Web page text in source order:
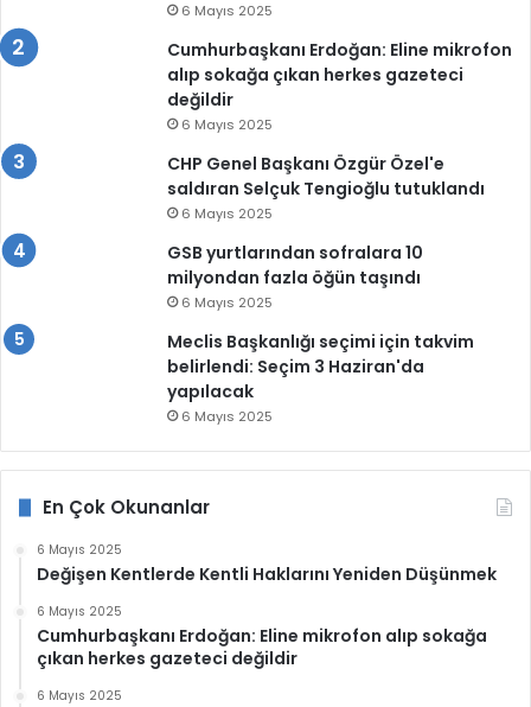
6 Mayıs 2025
Cumhurbaşkanı Erdoğan: Eline mikrofon
alıp sokağa çıkan herkes gazeteci
değildir
6 Mayıs 2025
CHP Genel Başkanı Özgür Özel'e
saldıran Selçuk Tengioğlu tutuklandı
6 Mayıs 2025
GSB yurtlarından sofralara 10
milyondan fazla öğün taşındı
6 Mayıs 2025
Meclis Başkanlığı seçimi için takvim
belirlendi: Seçim 3 Haziran'da
yapılacak
6 Mayıs 2025
En Çok Okunanlar
6 Mayıs 2025
Değişen Kentlerde Kentli Haklarını Yeniden Düşünmek
6 Mayıs 2025
Cumhurbaşkanı Erdoğan: Eline mikrofon alıp sokağa
çıkan herkes gazeteci değildir
6 Mayıs 2025